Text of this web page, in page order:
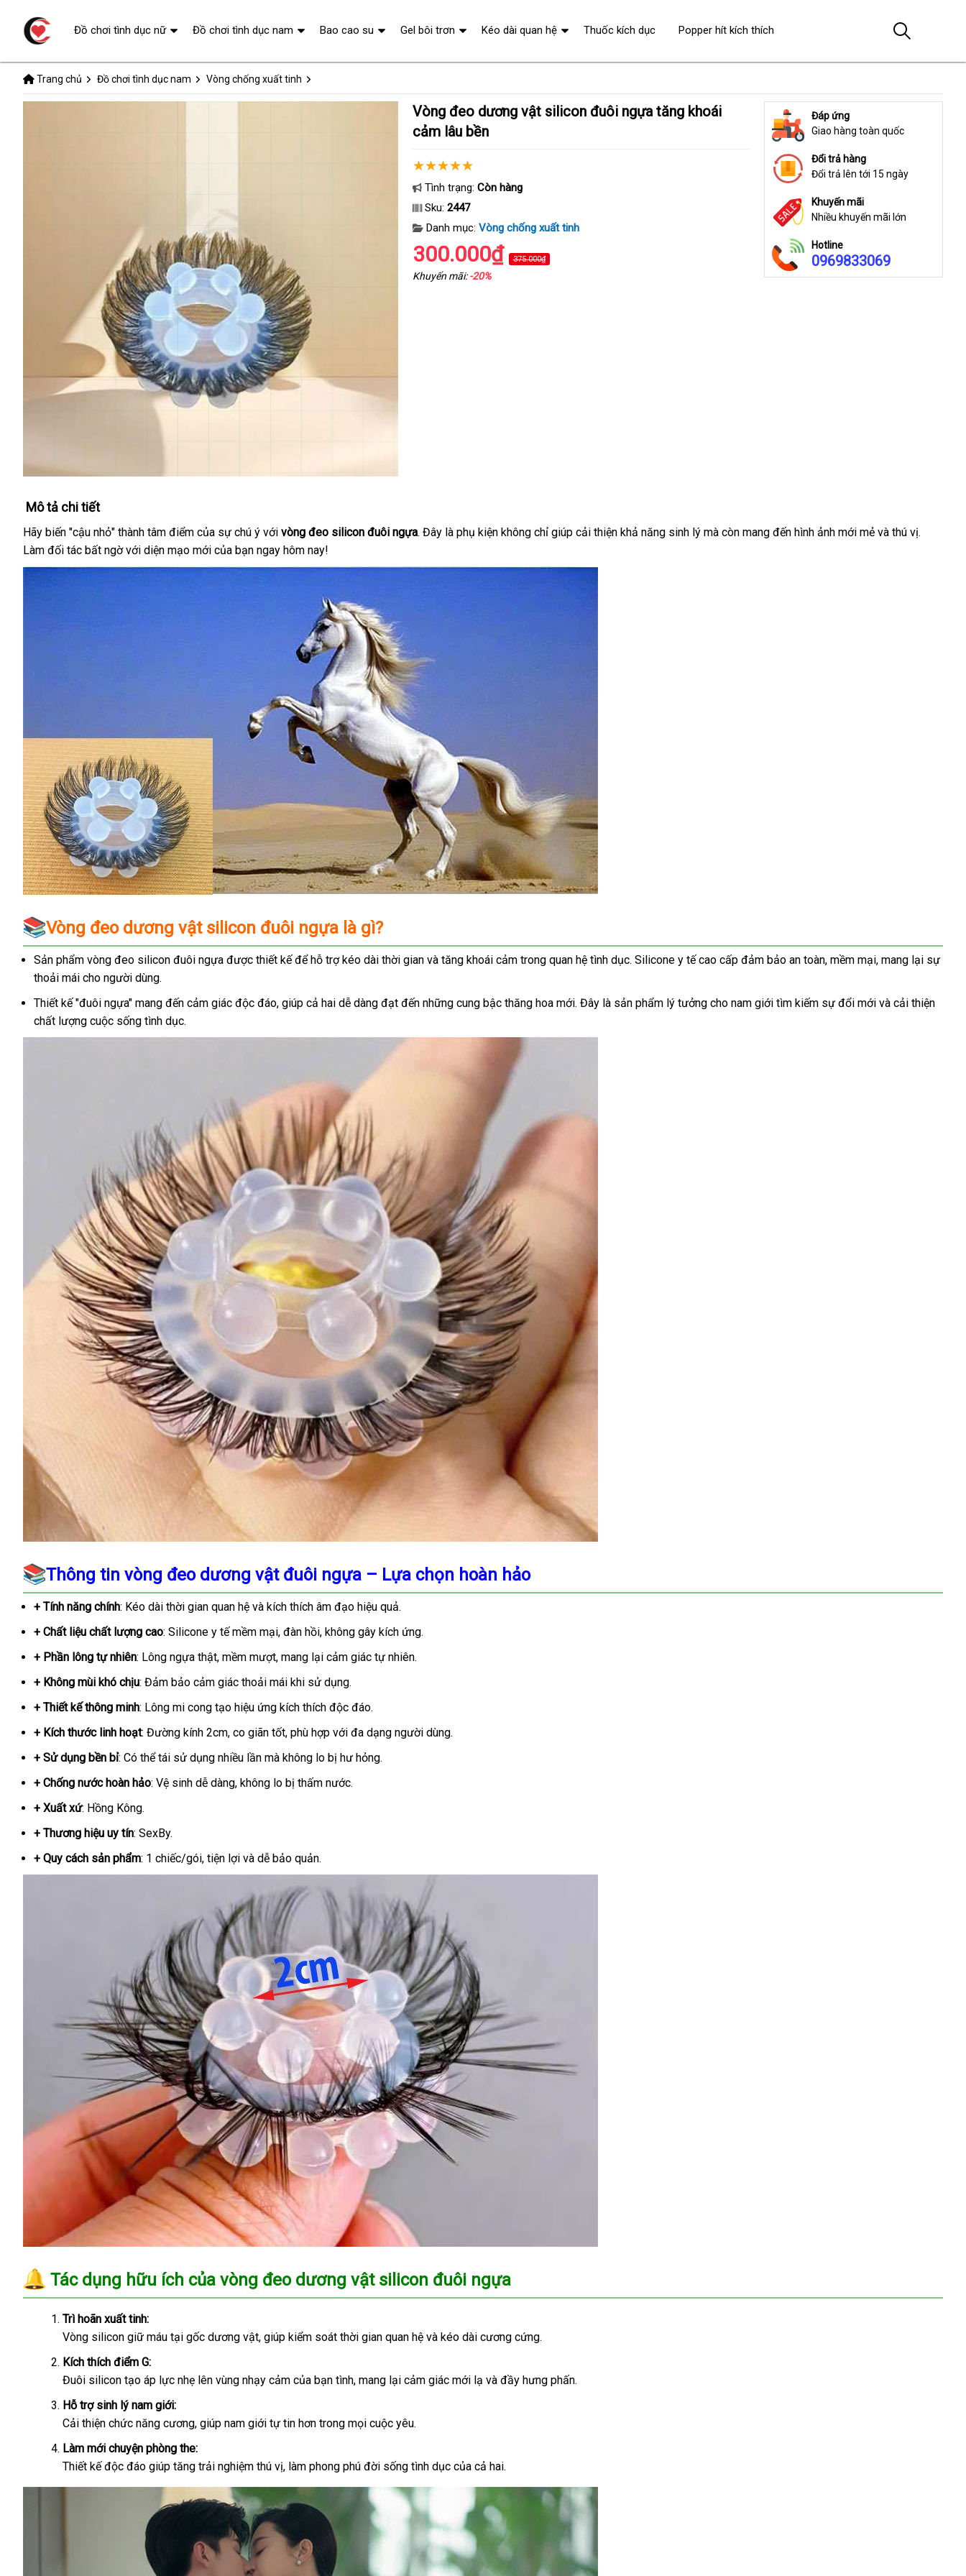
Trang chủ Đồ chơi tình dục nam Vòng chống xuất tinh
Vòng đeo dương vật silicon đuôi ngựa tăng khoái
cảm lâu bền
Tình trạng: Còn hàng
Sku: 2447
Danh mục: Vòng chống xuất tinh
300.000₫ 375.000₫
Khuyến mãi:-20%
Đáp ứng
Giao hàng toàn quốc
Đổi trả hàng
Đổi trả lên tới 15 ngày
Khuyến mãi
Nhiều khuyến mãi lớn
Hotline
0969833069
Mô tả chi tiết
Hãy biến "cậu nhỏ" thành tâm điểm của sự chú ý với vòng đeo silicon đuôi ngựa. Đây là phụ kiện không chỉ giúp cải thiện khả năng sinh lý mà còn mang đến hình ảnh mới mẻ và thú vị.
Làm đối tác bất ngờ với diện mạo mới của bạn ngay hôm nay!
Vòng đeo dương vật silicon đuôi ngựa là gì?
Sản phẩm vòng đeo silicon đuôi ngựa được thiết kế để hỗ trợ kéo dài thời gian và tăng khoái cảm trong quan hệ tình dục. Silicone y tế cao cấp đảm bảo an toàn, mềm mại, mang lại sự
thoải mái cho người dùng.
Thiết kế "đuôi ngựa" mang đến cảm giác độc đáo, giúp cả hai dễ dàng đạt đến những cung bậc thăng hoa mới. Đây là sản phẩm lý tưởng cho nam giới tìm kiếm sự đổi mới và cải thiện
chất lượng cuộc sống tình dục.
Thông tin vòng đeo dương vật đuôi ngựa – Lựa chọn hoàn hảo
+ Tính năng chính: Kéo dài thời gian quan hệ và kích thích âm đạo hiệu quả.
+ Chất liệu chất lượng cao: Silicone y tế mềm mại, đàn hồi, không gây kích ứng.
+ Phần lông tự nhiên: Lông ngựa thật, mềm mượt, mang lại cảm giác tự nhiên.
+ Không mùi khó chịu: Đảm bảo cảm giác thoải mái khi sử dụng.
+ Thiết kế thông minh: Lông mi cong tạo hiệu ứng kích thích độc đáo.
+ Kích thước linh hoạt: Đường kính 2cm, co giãn tốt, phù hợp với đa dạng người dùng.
+ Sử dụng bền bỉ: Có thể tái sử dụng nhiều lần mà không lo bị hư hỏng.
+ Chống nước hoàn hảo: Vệ sinh dễ dàng, không lo bị thấm nước.
+ Xuất xứ: Hồng Kông.
+ Thương hiệu uy tín: SexBy.
+ Quy cách sản phẩm: 1 chiếc/gói, tiện lợi và dễ bảo quản.
Tác dụng hữu ích của vòng đeo dương vật silicon đuôi ngựa
Trì hoãn xuất tinh:
Vòng silicon giữ máu tại gốc dương vật, giúp kiểm soát thời gian quan hệ và kéo dài cương cứng.
Kích thích điểm G:
Đuôi silicon tạo áp lực nhẹ lên vùng nhạy cảm của bạn tình, mang lại cảm giác mới lạ và đầy hưng phấn.
Hỗ trợ sinh lý nam giới:
Cải thiện chức năng cương, giúp nam giới tự tin hơn trong mọi cuộc yêu.
Làm mới chuyện phòng the:
Thiết kế độc đáo giúp tăng trải nghiệm thú vị, làm phong phú đời sống tình dục của cả hai.
Đồ chơi tình dục nữ Đồ chơi tình dục nam Bao cao su Gel bôi trơn Kéo dài quan hệ Thuốc kích dục Popper hít kích thích